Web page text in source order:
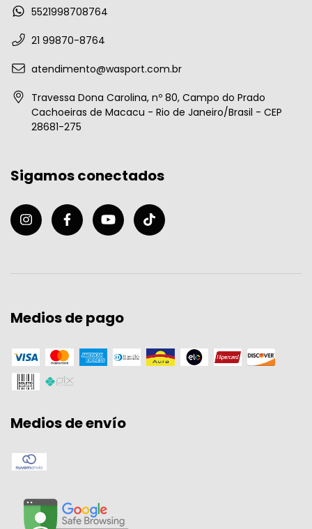
5521998708764
21 99870-8764
atendimento@wasport.com.br
Travessa Dona Carolina, nº 80, Campo do Prado
Cachoeiras de Macacu - Rio de Janeiro/Brasil - CEP
28681-275
Sigamos conectados
Medios de pago
Medios de envío